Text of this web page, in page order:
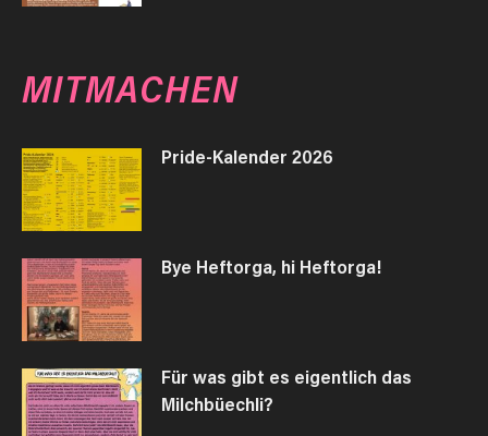
MITMACHEN
Pride-Kalender 2026
Bye Heftorga, hi Heftorga!
Für was gibt es eigentlich das
Milchbüechli?